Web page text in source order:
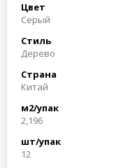
Цвет
Серый
Стиль
Дерево
Страна
Китай
м2/упак
2,196
шт/упак
12